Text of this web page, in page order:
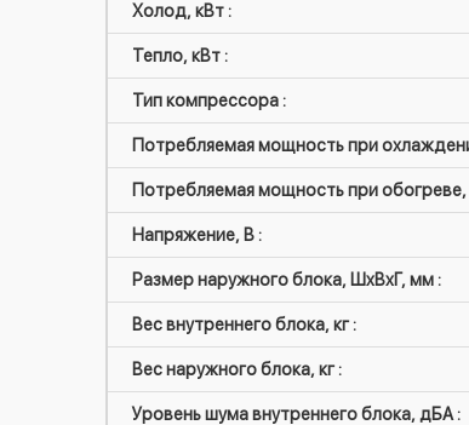
Холод, кВт :
Тепло, кВт :
Тип компрессора :
Потребляемая мощность при
Потребляемая мощность при обогреве,
Напряжение, В :
Размер наружного блока, ШxВxГ, мм :
Вес внутреннего блока, кг :
Вес наружного блока, кг :
Уровень шума внутреннего блока, дБА :